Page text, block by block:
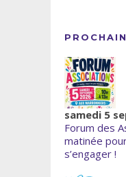
samedi 5
Forum des
matinée
s’engager !